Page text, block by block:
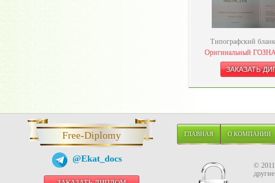
Типографский
Оригинальный
Free-Diplomy
@Ekat_docs
ГЛАВНАЯ О КОМПАНИИ
©